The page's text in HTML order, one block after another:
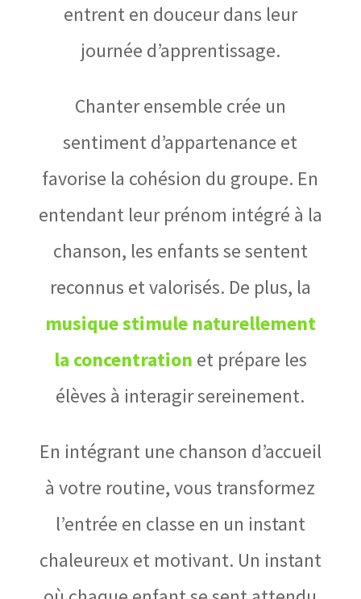
entrent en douceur dans leur
journée d’apprentissage.
Chanter ensemble crée un
sentiment d’appartenance et
favorise la cohésion du groupe. En
entendant leur prénom intégré à la
chanson, les enfants se sentent
reconnus et valorisés. De plus, la
musique stimule naturellement
la concentration et prépare les
élèves à interagir sereinement.
En intégrant une chanson d’accueil
à votre routine, vous transformez
l’entrée en classe en un instant
chaleureux et motivant. Un instant